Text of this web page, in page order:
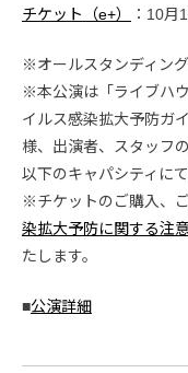
チケット（e+） ：10月
※オールスタンディング
※本公演は「ライブハ
イルス感染拡大予防ガ
様、出演者、スタッフ
以下のキャパシティに
※チケットのご購入、
染拡大予防に関する注意
たします。
■公演詳細